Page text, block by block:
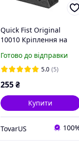
Quick Fist Оriginal
10010 Кріплення на
лопат сокир Fiskars та
іншого
Готово до відправки
5.0 (5)
255 ₴
Купити
TovarUS